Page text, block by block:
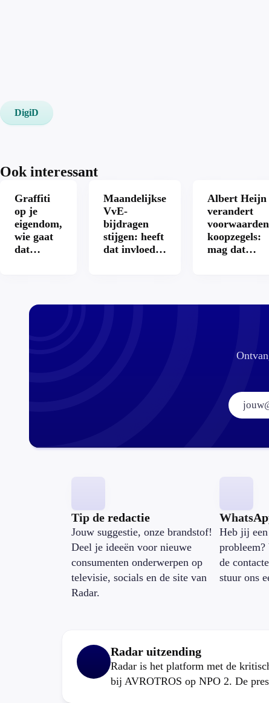
DigiD
Ook interessant
Graffiti
op je
eigendom,
wie gaat
dat
Maandelijkse
VvE-
bijdragen
stijgen: heeft
dat invloed
Albert Heijn
verandert
voorwaarden
koopzegels:
mag dat
Tip de redactie
Jouw suggestie, onze brandstof!
Deel je ideeën voor nieuwe
consumenten onderwerpen op
televisie, socials en de site van
Radar.
Heb jij
probleem?
de
stuur ons
Radar uitzending
Radar is het platform met de
bij AVROTROS op NPO 2. De